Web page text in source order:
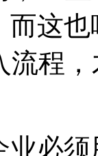
这也

业必